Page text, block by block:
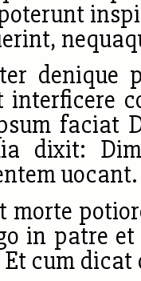
interficere
faciat
dixit:
uocant.
in patre
cum dicat